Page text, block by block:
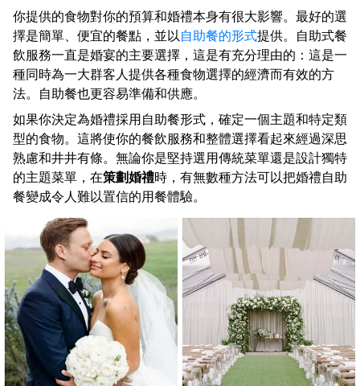
你提供的食物對你的預算和婚禮本身有很大影響。最好的選
擇是簡單、便宜的餐點，並以自助餐的形式提供。自助式餐
飲服務一直是婚宴的主要選擇，這是有充分理由的：這是一
種同時為一大群客人提供各種食物選擇的經濟而有效的方
法。自助餐也更容易準備和供應。
如果你決定為婚禮採用自助餐形式，確定一個主題和特定類
型的食物。這將使你的餐飲服務和整體選擇看起來經過深思
熟慮和井井有條。無論你是堅持選用傳統菜單還是設計獨特
的主題菜單，在策劃婚禮時，有無數種方法可以把婚禮自助
餐變成令人難以置信的用餐體驗。